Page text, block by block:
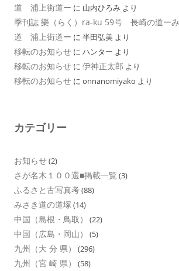
道 浦上街道ー に 山内ひろみ より
季刊誌 樂（らく）ra-ku 59号 長崎の道ー
道 浦上街道ー に 半田弘美 より
移転のお知らせ に ハンター より
移転のお知らせ に 伊神正太郎 より
移転のお知らせ に onnanomiyako より
カテゴリー
お知らせ(2)
さが名木１００選■掲載一覧 (3)
ふるさと古写真考(88)
みさき道の道塚 (14)
中国（島根・鳥取） (22)
中国（広島・岡山） (5)
九州（大 分 県） (296)
九州（宮 崎 県） (58)